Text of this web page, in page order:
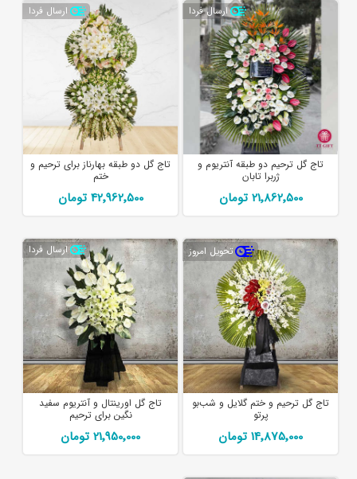
ارسال فردا
تاج گل ترحیم دو طبقه آنتریوم و
ژربرا تابان
21٬862٬500 تومان
ارسال فردا
تاج گل دو طبقه بهارناز برای ترحیم و
ختم
42٬962٬500 تومان
تحویل امروز
تاج گل ترحیم و ختم گلایل و شب‌بو
پرتو
14٬875٬000 تومان
ارسال فردا
تاج گل اورینتال و آنتریوم سفید
نگین برای ترحیم
21٬950٬000 تومان